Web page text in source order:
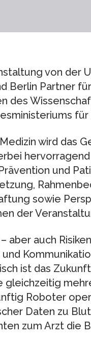
von der
Berlin Partner
des
wird das
und
sowie
der
aber auch
ist das
gleichzeitig
Roboter
Daten zu
zum Arzt die